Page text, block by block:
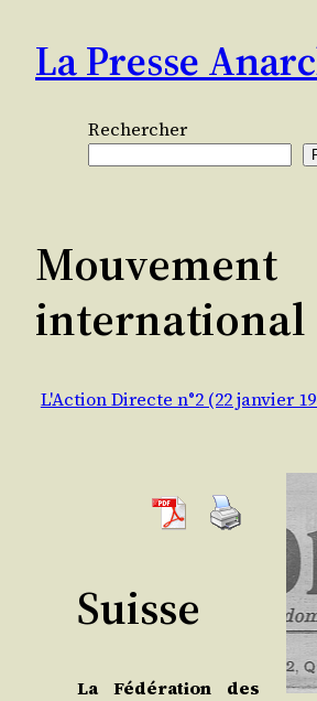
contenu
La Presse
Rechercher
Mouvement
international
L'Action Directe n°2 (22 janvier
Suisse
La Fédé­ra­tion des